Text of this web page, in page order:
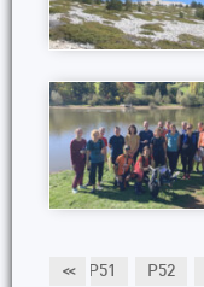
<< P51 P52